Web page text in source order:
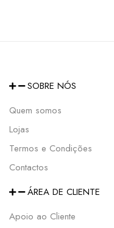
SOBRE NÓS
Quem somos
Lojas
Termos e Condições
Contactos
ÁREA DE CLIENTE
Apoio ao Cliente